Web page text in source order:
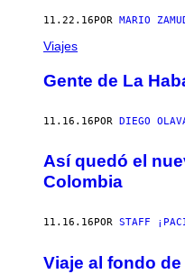
11.22.16 POR MARIO
Viajes
Gente de La
11.16.16POR DIEGO
Así quedó el
Colombia
11.16.16 POR STAFF
Viaje al fondo